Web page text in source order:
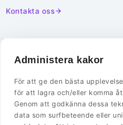
Administera kakor
För att ge den bästa
för att lagra och/eller komma
Genom att godkänna dessa
data som surfbeteende eller
Kontakta oss
© 2026 eBuilder Sweden AB. Alla